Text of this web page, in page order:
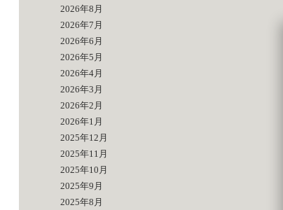
2026年8月
2026年7月
2026年6月
2026年5月
2026年4月
2026年3月
2026年2月
2026年1月
2025年12月
2025年11月
2025年10月
2025年9月
2025年8月